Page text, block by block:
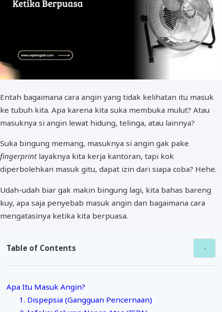
Entah bagaimana cara angin yang tidak kelihatan itu masuk
ke tubuh kita. Apa karena kita suka membuka mulut? Atau
masuknya si angin lewat hidung, telinga, atau lainnya?
Suka bingung memang, masuknya si angin gak pake
fingerprint layaknya kita kerja kantoran, tapi kok
diperbolehkan masuk gitu, dapat izin dari siapa coba? Hehe.
Udah-udah biar gak makin bingung lagi, kita bahas bareng
kuy, apa saja penyebab masuk angin dan bagaimana cara
mengatasinya ketika kita berpuasa.
Table of Contents
Apa Itu Masuk Angin?
1. Dispepsia (Gangguan Pencernaan)